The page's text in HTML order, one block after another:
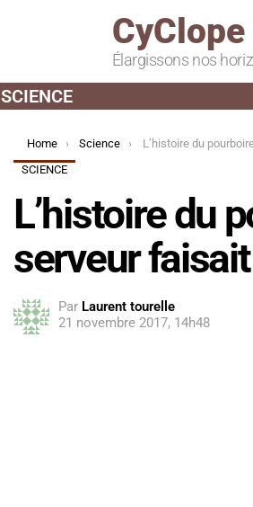
CyClope
Élargissons nos
SCIENCE
You are here:
Home Science
L’histoire du pourboire : Un
SCIENCE
L’histoire du
serveur
Par Laurent tourelle
21 novembre 2017, 14h48